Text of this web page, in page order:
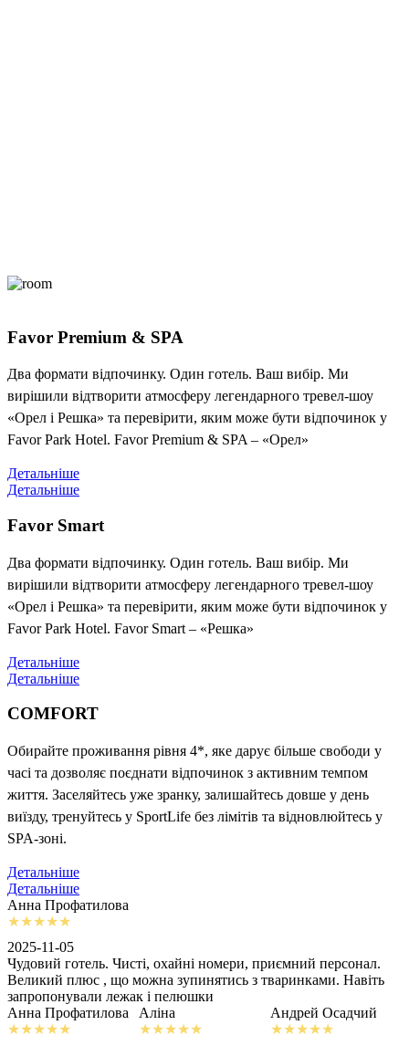
Favor Premium & SPA
Два формати відпочинку. Один готель. Ваш вибір. Ми
вирішили відтворити атмосферу легендарного тревел-шоу
«Орел і Решка» та перевірити, яким може бути відпочинок у
Favor Park Hotel. Favor Premium & SPA – «Орел»
Детальніше
Детальніше
Favor Smart
Два формати відпочинку. Один готель. Ваш вибір. Ми
вирішили відтворити атмосферу легендарного тревел-шоу
«Орел і Решка» та перевірити, яким може бути відпочинок у
Favor Park Hotel. Favor Smart – «Решка»
Детальніше
Детальніше
COMFORT
Обирайте проживання рівня 4*, яке дарує більше свободи у
часі та дозволяє поєднати відпочинок з активним темпом
життя. Заселяйтесь уже зранку, залишайтесь довше у день
виїзду, тренуйтесь у SportLife без лімітів та відновлюйтесь у
SPA-зоні.
Детальніше
Детальніше
Анна Профатилова
2025-11-05
Чудовий готель. Чисті, охайні номери, приємний персонал.
Великий плюс , що можна зупинятись з тваринками. Навіть
запропонували лежак і пелюшки
Анна Профатилова
Аліна Андрей Осадчий